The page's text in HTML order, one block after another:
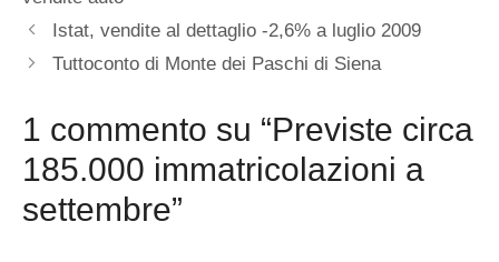
Istat, vendite al dettaglio -2,6% a luglio 2009
Tuttoconto di Monte dei Paschi di Siena
1 commento su “Previste circa
185.000 immatricolazioni a
settembre”